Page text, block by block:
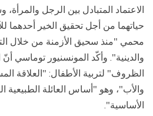
الاعتماد المتبادل بين الرجل
حياتهما من أجل تحقيق الخير أحدهما
محمي "منذ سحيق الأزمنة من خلال
والدينية". وأكّد المونسنيور توماسي
الظروف" لتربية الأطفال: "العلاقة
والأب"، وهو "أساس العائلة الطبيعية
الأساسية".